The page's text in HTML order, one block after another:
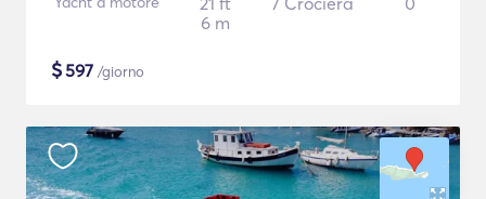
6 m
$597 /giorno